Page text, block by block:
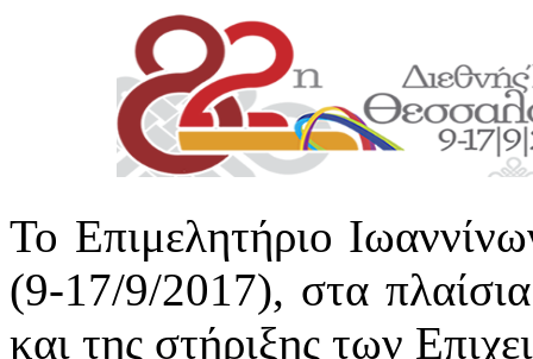
Το Επιμελητήριο
(9-17/9/2017), στα
και της στήριξης των